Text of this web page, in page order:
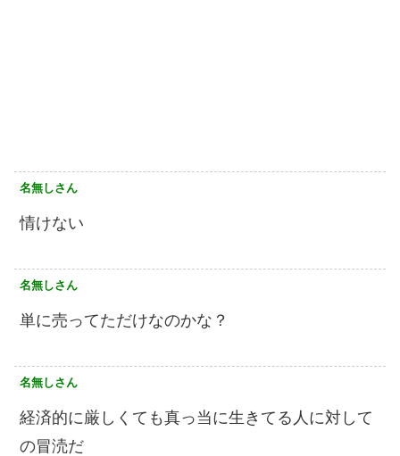
名無しさん
情けない
名無しさん
単に売ってただけなのかな？
名無しさん
経済的に厳しくても真っ当に生きてる人に対して
の冒涜だ